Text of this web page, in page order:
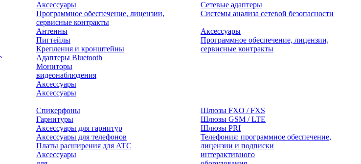
Аксессуары
Программное обеспечение, лицензии,
сервисные контракты
Сетевые адаптеры
Системы анализа сетевой безопасности
Антенны
Пигтейлы
Крепления и кронштейны
Адаптеры Bluetooth
Аксессуары
Программное обеспечение, лицензии,
сервисные контракты
Мониторы
видеонаблюдения
Аксессуары
Аксессуары
Спикерфоны
Гарнитуры
Аксессуары для гарнитур
Аксессуары для телефонов
Платы расширения для АТС
Шлюзы FXO / FXS
Шлюзы GSM / LTE
Шлюзы PRI
Телефония: программное обеспечение,
лицензии и подписки
Аксессуары
интерактивного